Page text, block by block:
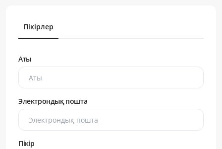
Пікірлер
Аты
Электрондық пошта
Пікір